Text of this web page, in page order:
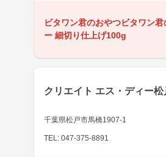
ビタワン君のおやつビタワン
ー 細切り仕上げ100g
クリエイト エス・ディー
千葉県松戸市馬橋1907-1
TEL: 047-375-8891